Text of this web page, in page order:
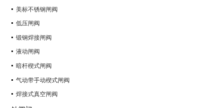
美标不锈钢闸阀
低压闸阀
锻钢焊接闸阀
液动闸阀
暗杆楔式闸阀
气动带手动楔式闸阀
焊接式真空闸阀